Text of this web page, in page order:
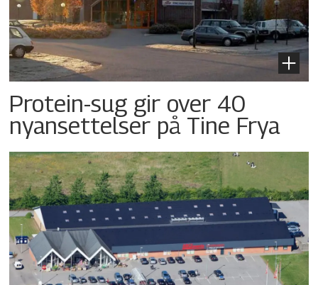
Protein-sug gir over 40
nyansettelser på Tine Frya